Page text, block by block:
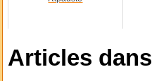
Articles